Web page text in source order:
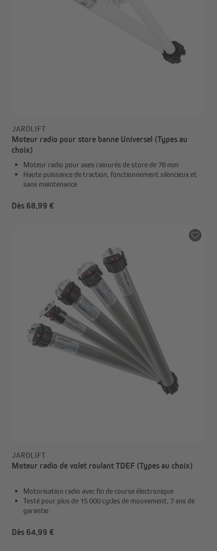
JAROLIFT
Moteur radio pour store banne Universel (Types au
choix)
Moteur radio pour axes rainurés de store de 78 mm
Haute puissance de traction, fonctionnement silencieux et
sans maintenance
Dès 68,99 €
JAROLIFT
Moteur radio de volet roulant TDEF (Types au choix)
Motorisation radio avec fin de course électronique
Testé pour plus de 15 000 cycles de mouvement, 7 ans de
garantie
Dès 64,99 €